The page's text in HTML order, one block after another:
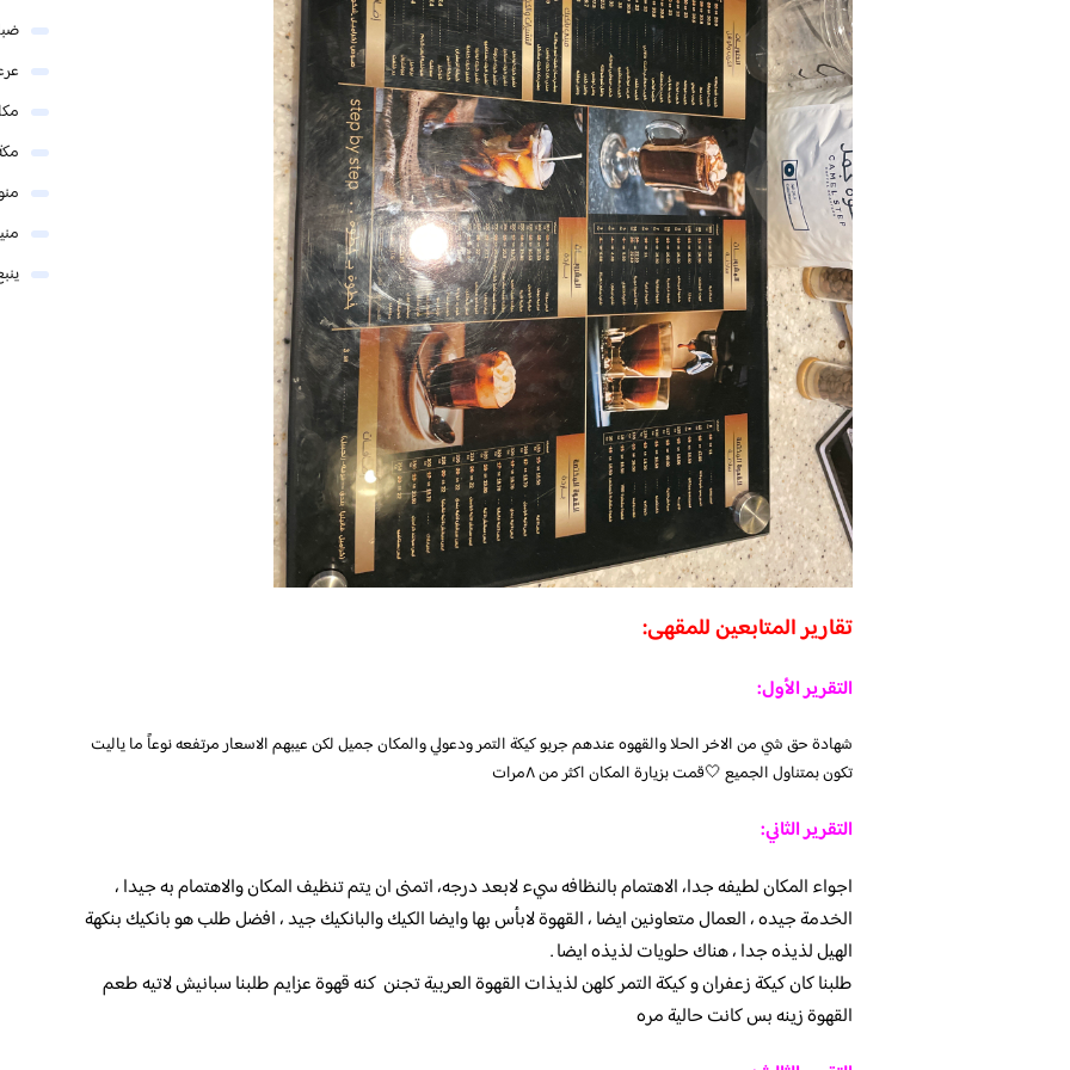
تقارير المتابعين للمقهى:
التقرير الأول:
شهادة حق شي من الاخر الحلا والقهوه عندهم جربو كيكة التمر ودعولي والمكان جميل لكن عيبهم الاسعار مرتفعه نوعاً ما ياليت
تكون بمتناول الجميع 🤍قمت بزيارة المكان اكثر من ٨مرات
التقرير الثاني:
اجواء المكان لطيفه جدا، الاهتمام بالنظافه سيء لابعد درجه، اتمنى ان يتم تنظيف المكان والاهتمام به جيدا ،
الخدمة جيده ، العمال متعاونين ايضا ، القهوة لابأس بها وايضا الكيك والبانكيك جيد ، افضل طلب هو بانكيك بنكهة
الهيل لذيذه جدا ، هناك حلويات لذيذه ايضا .
طلبنا كان كيكة زعفران و كيكة التمر كلهن لذيذات القهوة العربية تجنن كنه قهوة عزايم طلبنا سبانيش لاتيه طعم
القهوة زينه بس كانت حالية مره